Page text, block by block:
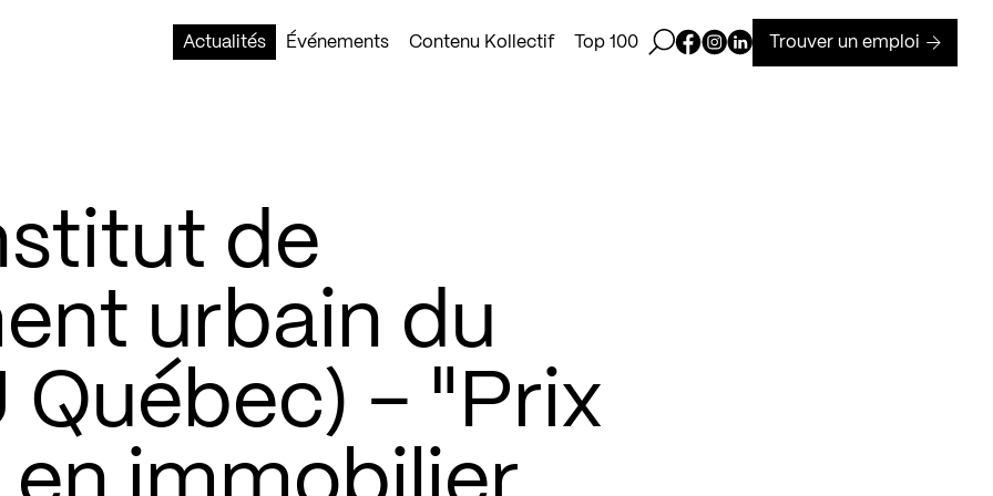
Actualités
Événements Contenu Kollectif Top 100 Ouvrir la barre de recherche
Page Facebook de Kollectif
Page Instagram de Kollectif
Page Linkedin de Kollectif
Trouver un emploi
de
urbain du
Québec) – "Prix